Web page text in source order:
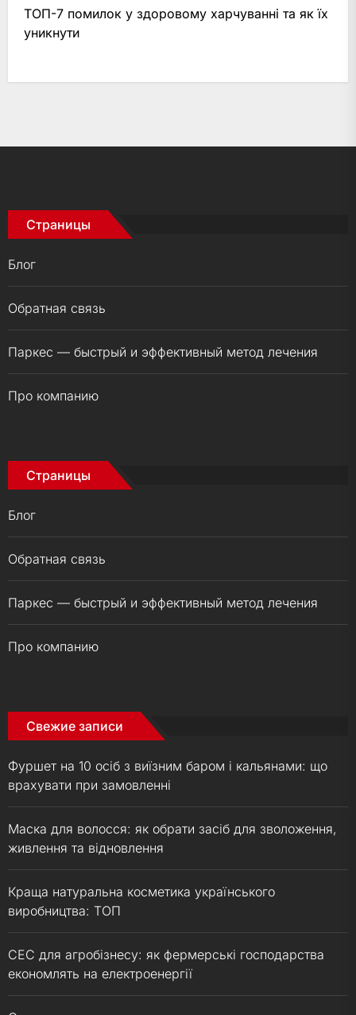
ТОП-7 помилок у здоровому харчуванні та як їх
уникнути
Страницы
Блог
Обратная связь
Паркес — быстрый и эффективный метод лечения
Про компанию
Страницы
Блог
Обратная связь
Паркес — быстрый и эффективный метод лечения
Про компанию
Свежие записи
Фуршет на 10 осіб з виїзним баром і кальянами: що
врахувати при замовленні
Маска для волосся: як обрати засіб для зволоження,
живлення та відновлення
Краща натуральна косметика українського
виробництва: ТОП
СЕС для агробізнесу: як фермерські господарства
економлять на електроенергії